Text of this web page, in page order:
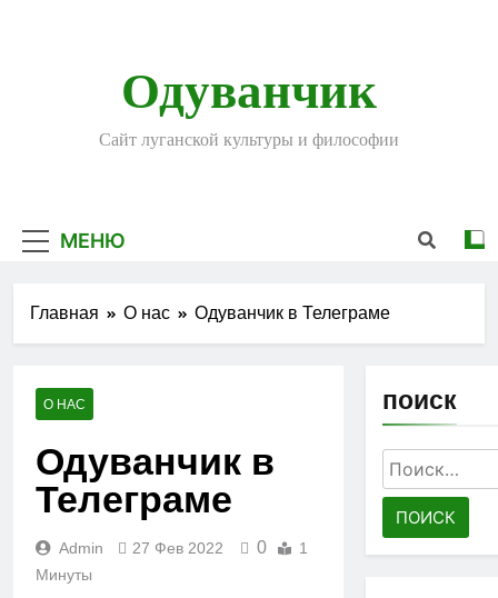
Одуванчик
Сайт луганской культуры и философии
МЕНЮ
Главная О нас Одуванчик в Телеграме
О НАС
Одуванчик в
Телеграме
Admin 27 Фев 2022 0
1
Минуты
поиск
Найти: